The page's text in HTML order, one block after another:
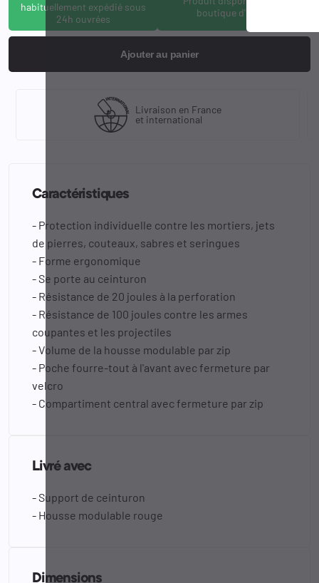
habituellement expédié sous
24h ouvrées
boutique d'Osny
Ajouter au panier
Livraison en France
et international
Caractéristiques
- Protection individuelle contre les mortiers, jets
de pierres, couteaux, sabres et seringues
- Forme ergonomique
- Se porte au ceinturon
- Résistance de 20 joules à la perforation
- Résistance de 100 joules contre les armes
coupantes et les projectiles
- Volume de la housse modulable par zip
- Poche fourre-tout à l'avant avec fermeture par
velcro
- Compartiment central avec fermeture par zip
Livré avec
- Support de ceinturon
- Housse modulable rouge
Dimensions